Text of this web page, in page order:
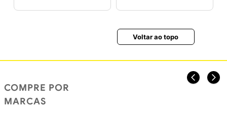
Voltar ao topo
COMPRE POR
MARCAS